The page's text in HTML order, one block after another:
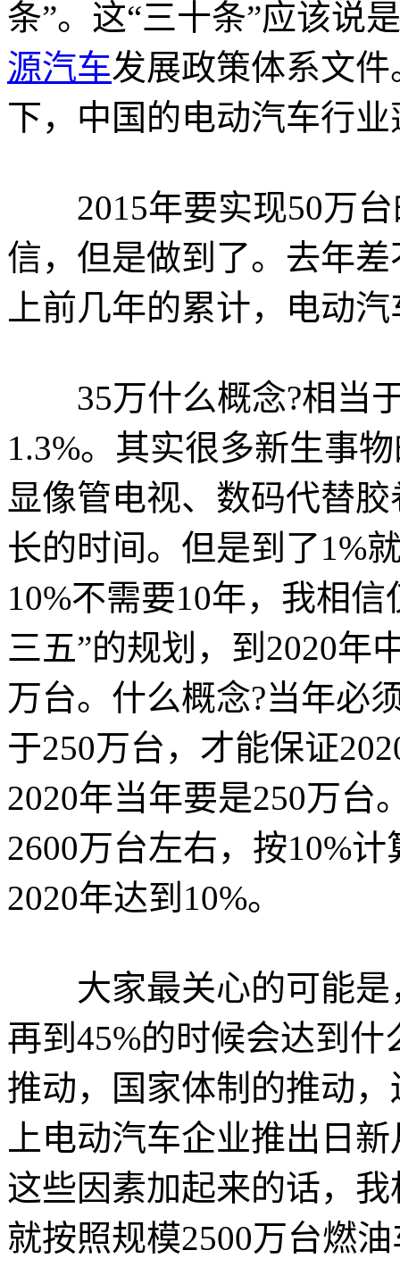
条”。这“三十条”应该说
源汽车发展政策体系文
下，中国的电动汽车行
2015年要实现50万台
信，但是做到了。去年
上前几年的累计，电动
35万什么概念?相当于
1.3%。其实很多新生事
显像管电视、数码代替
长的时间。但是到了1%
10%不需要10年，我相
三五”的规划，到2020年
万台。什么概念?当年必
于250万台，才能保证
2020年当年要是250万台
2600万台左右，按10%
2020年达到10%。
大家最关心的可能是
再到45%的时候会达到
推动，国家体制的推动
上电动汽车企业推出日
这些因素加起来的话，
就按照规模2500万台燃